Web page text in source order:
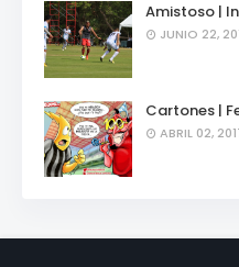
Amistoso |
JUNIO 22,
Cartones |
ABRIL 02,